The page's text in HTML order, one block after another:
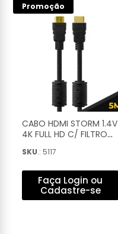
Promoção
CABO HDMI STORM 1.4V
4K FULL HD C/ FILTRO
SKU.: 5117
Faça Login ou
Cadastre-se